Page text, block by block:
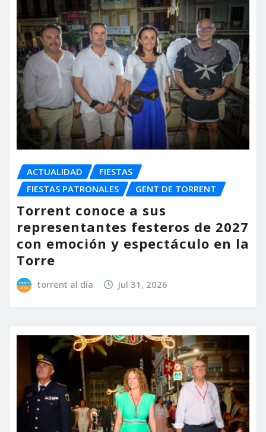
ACTUALIDAD
FIESTAS
FIESTAS PATRONALES
GENT DE TORRENT
Torrent conoce a sus
representantes festeros de 2027
con emoción y espectáculo en la
Torre
torrent al dia Jul 31, 2026